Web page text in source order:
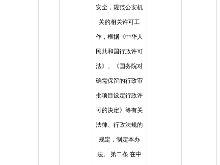
安全，规范公安机
关的相关许可工
作，根据《中华人
民共和国行政许可
法》、《国务院对
确需保留的行政审
批项目设定行政许
可的决定》等有关
法律、行政法规的
规定，制定本办
法。 第二条 在中